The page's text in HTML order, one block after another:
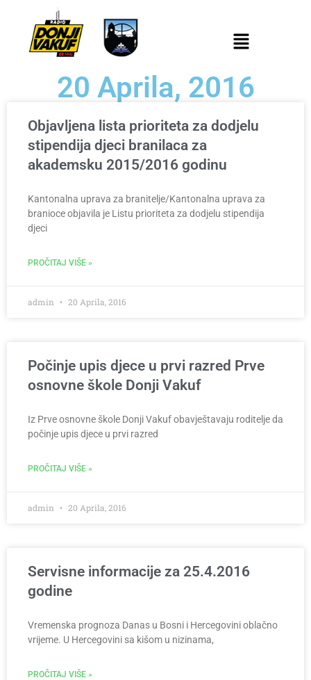
20 Aprila, 2016
Objavljena lista prioriteta za dodjelu
stipendija djeci branilaca za
akademsku 2015/2016 godinu
Kantonalna uprava za branitelje/Kantonalna uprava za
branioce objavila je Listu prioriteta za dodjelu stipendija
djeci
PROČITAJ VIŠE »
admin 20 Aprila, 2016
Počinje upis djece u prvi razred Prve
osnovne škole Donji Vakuf
Iz Prve osnovne škole Donji Vakuf obavještavaju roditelje da
počinje upis djece u prvi razred
PROČITAJ VIŠE »
admin 20 Aprila, 2016
Servisne informacije za 25.4.2016
godine
Vremenska prognoza Danas u Bosni i Hercegovini oblačno
vrijeme. U Hercegovini sa kišom u nizinama,
PROČITAJ VIŠE »